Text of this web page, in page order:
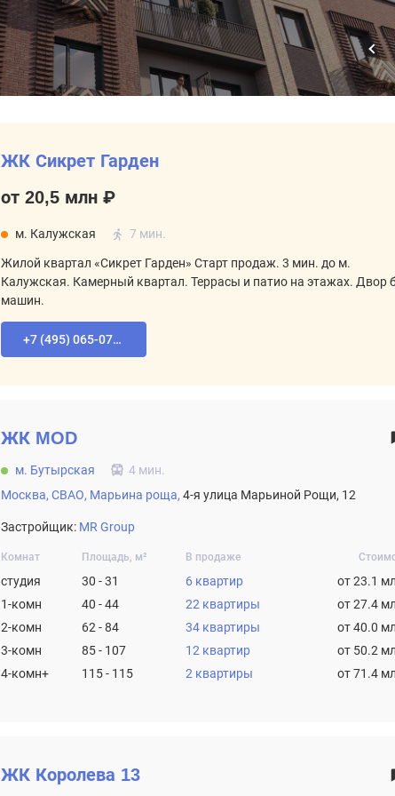
ЖК Сикрет Гарден
от 20,5 млн ₽
м. Калужская 7 мин.
Жилой квартал «Сикрет Гарден» Старт продаж. 3 мин. до м.
Калужская. Камерный квартал. Террасы и патио на этажах. Двор
машин.
+7 (495) 065-07-55
ЖК MOD
м. Бутырская
4 мин.
Москва, СВАО, Марьина роща, 4-я улица Марьиной Рощи, 12
Застройщик: MR Group
Комнат Площадь, м² В продаже
студия 30 - 31 6 квартир
от 23.1
1-комн
40 - 44 22 квартиры
от 27.4
2-комн
62 - 84 34 квартиры
от 40.0
3-комн
85 - 107 12 квартир
от 50.2
4-комн+
115 - 115 2 квартиры от 71.4
ЖК Королева 13